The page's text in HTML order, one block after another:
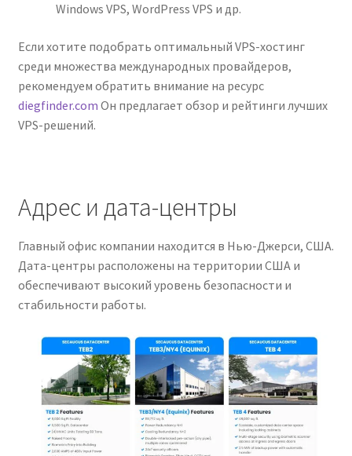
Windows VPS, WordPress VPS и др.
Если хотите подобрать оптимальный VPS-хостинг
среди множества международных провайдеров,
рекомендуем обратить внимание на ресурс
diegfinder.com Он предлагает обзор и рейтинги лучших
VPS-решений.
Адрес и дата-центры
Главный офис компании находится в Нью-Джерси, США.
Дата-центры расположены на территории США и
обеспечивают высокий уровень безопасности и
стабильности работы.